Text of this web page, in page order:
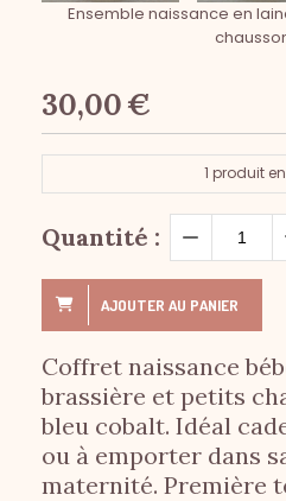
Ensemble naissance en
30,00€
1 produit
Quantité :
AJOUTER AU PANIER
Coffret naissance
brassière et petits
bleu cobalt. Idéal
ou à emporter dans
maternité. Première